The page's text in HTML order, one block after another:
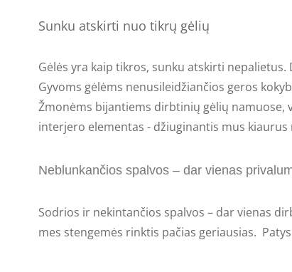
Sunku atskirti nuo tikrų gėlių
Gėlės yra kaip tikros, sunku atskirti nepalietus.
Gyvoms gėlėms nenusileidžiančios geros
Žmonėms bijantiems dirbtinių gėlių namuose,
interjero elementas - džiuginantis mus kiaurus
Neblunkančios spalvos – dar vienas
Sodrios ir nekintančios spalvos – dar vienas
mes stengemės rinktis pačias geriausias.